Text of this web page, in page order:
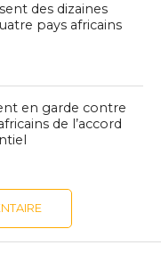
des dizaines
pays africains
en garde contre
de l’accord